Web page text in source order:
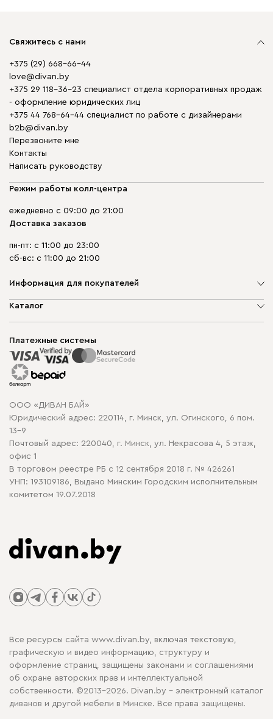
Свяжитесь с нами
+375 (29) 668-66-44
love@divan.by
+375 29 118-36-23 специалист отдела корпоративных продаж
- оформление юридических лиц
+375 44 768-64-44 специалист по работе с дизайнерами
b2b@divan.by
Перезвоните мне
Контакты
Написать руководству
Режим работы колл-центра
ежедневно с 09:00 до 21:00
Доставка заказов
пн-пт: с 11:00 до 23:00
сб-вс: с 11:00 до 21:00
Информация для покупателей
О компании
Способы оплаты
Рассрочка и кредит
Гарантия
Карта сайта
Политика конфиденциальности
Политика в отношении обработки cookie
Каталог
Корпусная мебель
Распродажа мебели
Платежные системы
ООО «ДИВАН БАЙ»
Юридический адрес: 220114, г. Минск, ул. Огинского, 6 пом.
13-9
Почтовый адрес: 220040, г. Минск, ул. Некрасова 4, 5 этаж,
офис 1
В торговом реестре РБ с 12 сентября 2018 г. № 426261
УНП: 193109186, Выдано Минским Городским исполнительным
комитетом 19.07.2018
Все ресурсы сайта www.divan.by, включая текстовую,
графическую и видео информацию, структуру и
оформление страниц, защищены законами и соглашениями
об охране авторских прав и интеллектуальной
собственности. ©2013-2026. Divan.by - электронный каталог
диванов и другой мебели в Минске. Все права защищены.